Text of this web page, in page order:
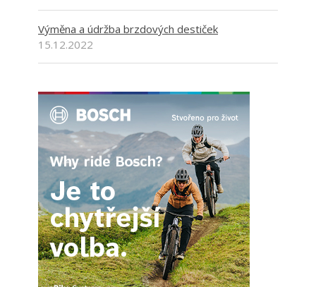
Výměna a údržba brzdových destiček
15.12.2022